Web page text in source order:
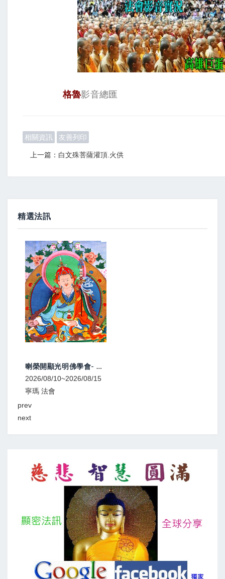
格魯影音總匯
相關資訊 友善列印
上一篇：白文殊菩薩灌頂.火供
精選法訊
喇榮開顯光明佛學會- 中元除障超度大法會
2026/08/10~2026/08/15
寧瑪 法會
prev
next